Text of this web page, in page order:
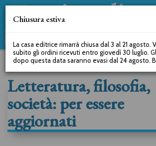
Letteratura, filosofia,
società: per essere
aggiornati
Chiusura estiva
La casa editrice rimarrà chiusa dal 3 al 21 agosto.
subito gli ordini ricevuti entro giovedì 30 luglio.
dopo questa data saranno evasi dal 24 agosto.